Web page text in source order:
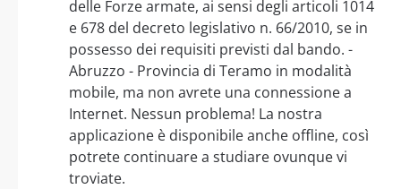
delle Forze armate, ai sensi degli articoli 1014
e 678 del decreto legislativo n. 66/2010, se in
possesso dei requisiti previsti dal bando. -
Abruzzo - Provincia di Teramo in modalità
mobile, ma non avrete una connessione a
Internet. Nessun problema! La nostra
applicazione è disponibile anche offline, così
potrete continuare a studiare ovunque vi
troviate.